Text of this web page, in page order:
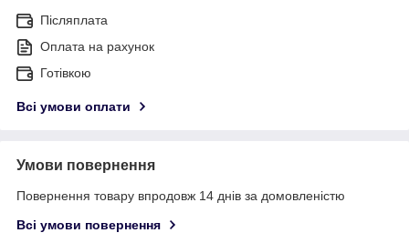
Післяплата
Оплата на рахунок
Готівкою
Всі умови оплати
Умови повернення
Повернення товару впродовж 14 днів за домовленістю
Всі умови повернення